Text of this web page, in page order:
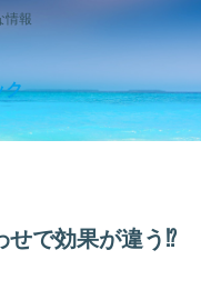
情報
ク
せで効果が違う⁉